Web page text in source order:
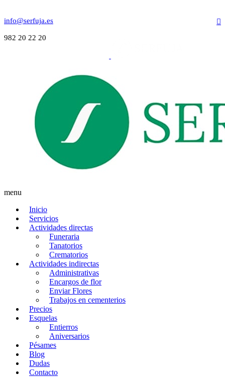
info@serfuja.es
982 20 22 20
menu
Inicio
Servicios
Actividades directas
Funeraria
Tanatorios
Crematorios
Actividades indirectas
Administrativas
Encargos de flor
Enviar Flores
Trabajos en cementerios
Precios
Esquelas
Entierros
Aniversarios
Pésames
Blog
Dudas
Contacto